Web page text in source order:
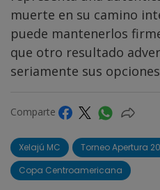
muerte en su camino
puede mantenerlos
que otro resultado
seriamente sus
Comparte
Xelajú MC
Torneo Apertura
Copa Centroamericana